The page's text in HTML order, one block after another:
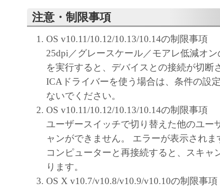
といいます。）に対し、本ソフトウェ
独占的権利を許諾します。
ユーザーは、本ソフトウェアの全部ま
改変、リバース・エンジニアリング、
は逆アセンブル等することはできませ
キヤノン、キヤノンマーケティングジ
よびキヤノンのライセンサーは、本ソ
ザーの特定の目的のために適当である
用であること、または本ソフトウェア
と、その他本ソフトウェアに関してい
しません。
注意・制限事項
OS v10.11/10.12/10.13/10.14の制限事項
25dpi／グレースケール／モアレ低減オ
を実行すると、デバイスとの接続が切断
ICAドライバーを使う場合は、条件の設
ないでください。
OS v10.11/10.12/10.13/10.14の制限事項
ユーザースイッチで切り替えた他のユー
ャンができません。 エラーが表示されま
コンピューターと再接続すると、スキャ
ります。
OS X v10.7/v10.8/v10.9/v10.10の制限事項